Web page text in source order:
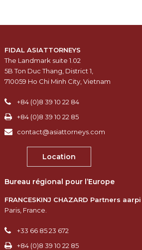
FIDAL ASIATTORNEYS
The Landmark suite 1.02
5B Ton Duc Thang, District 1,
710059 Ho Chi Minh City, Vietnam
+84 (0)8 39 10 22 84
+84 (0)8 39 10 22 85
contact@asiattorneys.com
Location
Bureau régional pour l’Europe
FRANCESKINJ CHAZARD Partners aarpi
Paris, France.​
+33 66 85 23 672
+84 (0)8 39 10 22 85